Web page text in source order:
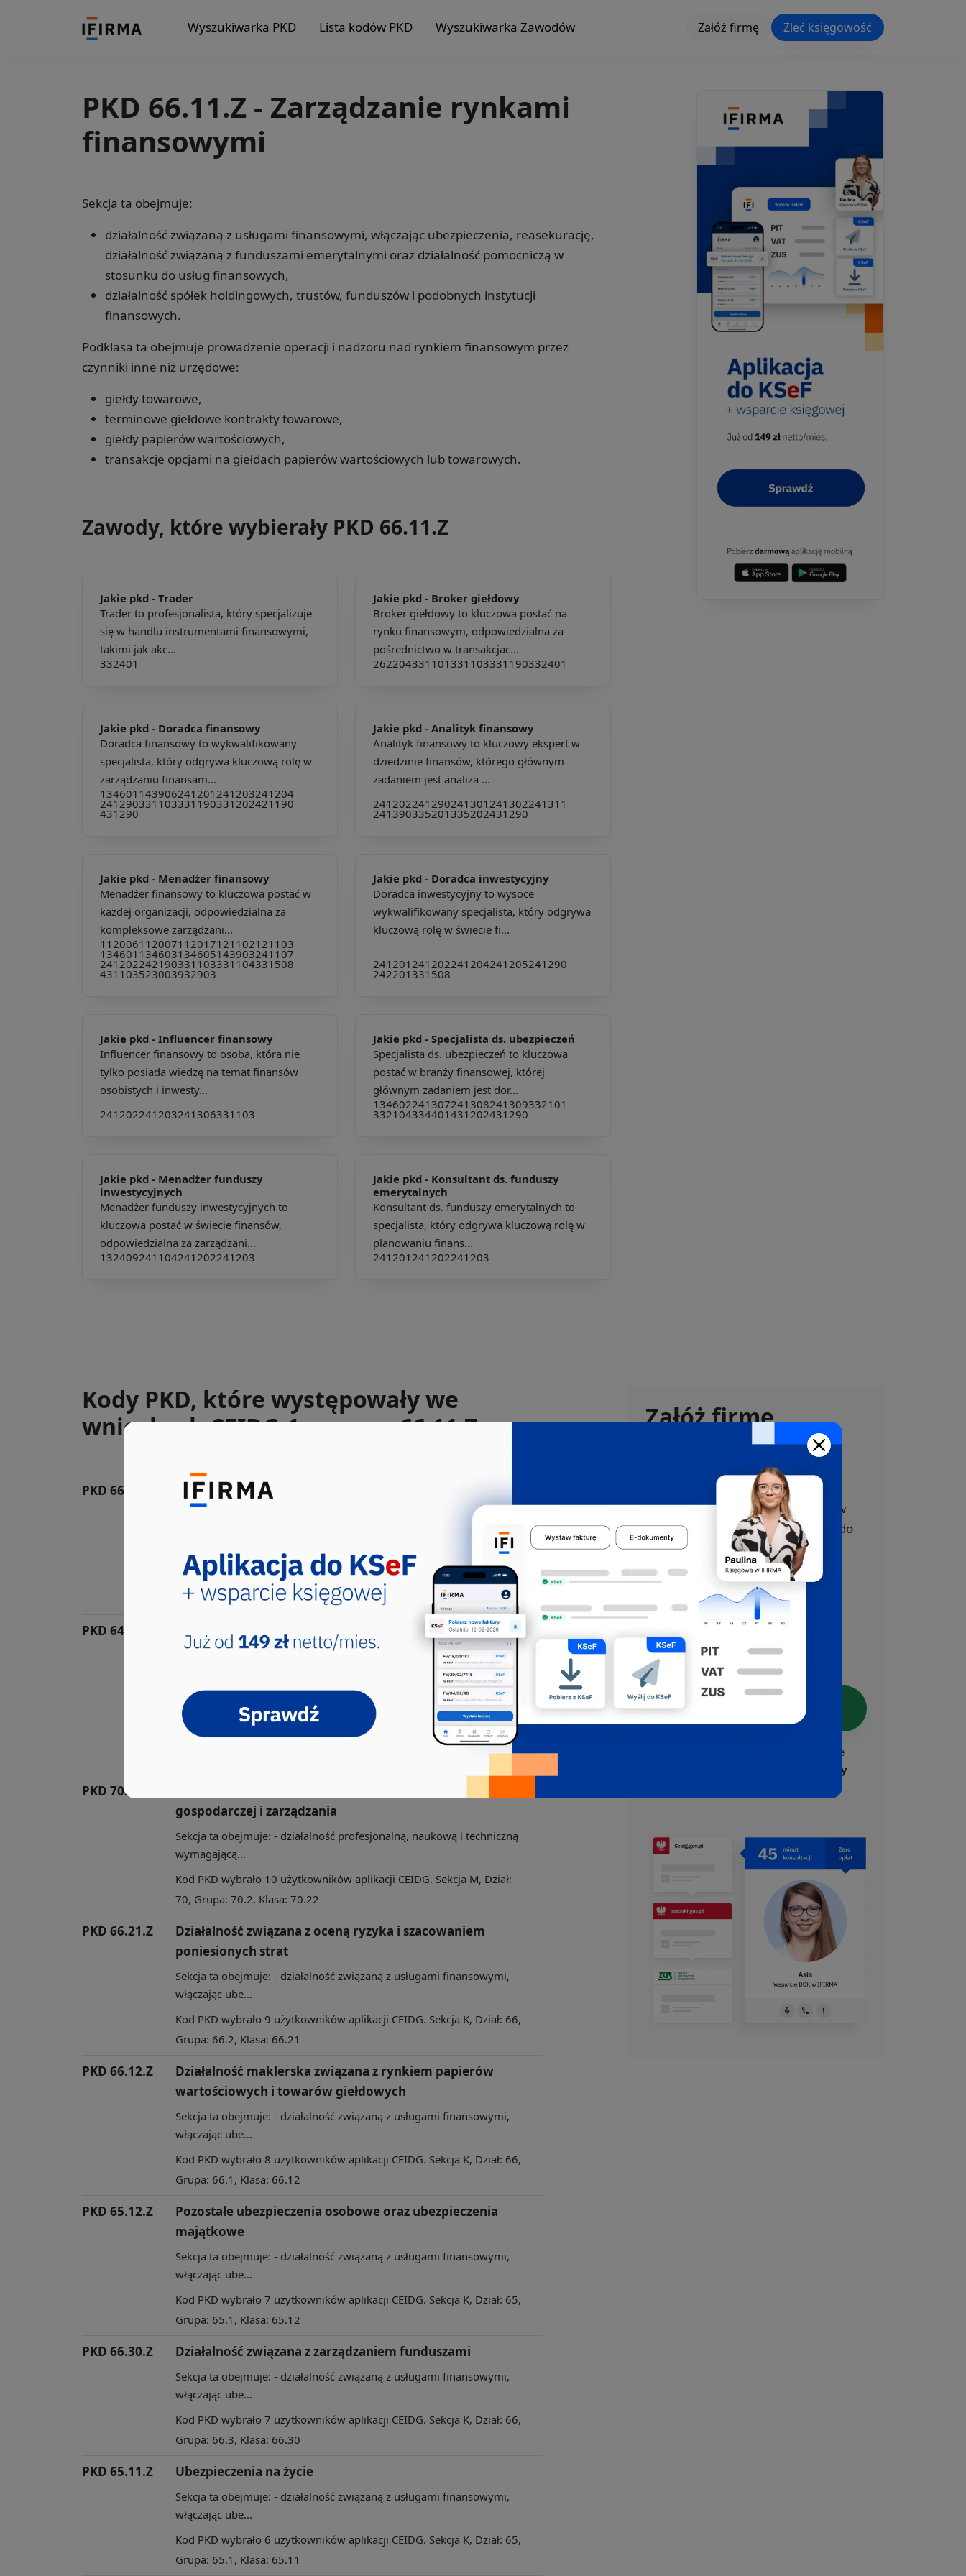
Wyszukiwarka PKD Lista kodów PKD Wyszukiwarka Zawodów Załóż firmę Zleć księgowość
PKD 66.11.Z - Zarządzanie rynkami
finansowymi
Sekcja ta obejmuje:
działalność związaną z usługami finansowymi, włączając ubezpieczenia, reasekurację,
działalność związaną z funduszami emerytalnymi oraz działalność pomocniczą w
stosunku do usług finansowych,
działalność spółek holdingowych, trustów, funduszów i podobnych instytucji
finansowych.
Podklasa ta obejmuje prowadzenie operacji i nadzoru nad rynkiem finansowym przez
czynniki inne niż urzędowe:
giełdy towarowe,
terminowe giełdowe kontrakty towarowe,
giełdy papierów wartościowych,
transakcje opcjami na giełdach papierów wartościowych lub towarowych.
Zawody, które wybierały PKD 66.11.Z
Jakie pkd - Trader
Trader to profesjonalista, który specjalizuje
się w handlu instrumentami finansowymi,
takimi jak akc...
332401
Jakie pkd - Broker giełdowy
Broker giełdowy to kluczowa postać na
rynku finansowym, odpowiedzialna za
pośrednictwo w transakcjac...
262204331101331103331190332401
Jakie pkd - Doradca finansowy
Doradca finansowy to wykwalifikowany
specjalista, który odgrywa kluczową rolę w
zarządzaniu finansam...
134601 143906241201 241203241204
241290331103331190331202421190
431290
Jakie pkd - Analityk finansowy
Analityk finansowy to kluczowy ekspert w
dziedzinie finansów, którego głównym
zadaniem jest analiza ...
241202241290241301 241302241311
241390335201335202431290
Jakie pkd - Menadżer finansowy
Menadżer finansowy to kluczowa postać w
każdej organizacji, odpowiedzialna za
kompleksowe zarządzani...
112006112007112017121102121103
134601 134603134605143903241107
241202242190331103331104331508
431103523003932903
Jakie pkd - Doradca inwestycyjny
Doradca inwestycyjny to wysoce
wykwalifikowany specjalista, który odgrywa
kluczową rolę w świecie fi...
241201 241202241204241205241290
242201331508
Jakie pkd - Influencer finansowy
Influencer finansowy to osoba, która nie
tylko posiada wiedzę na temat finansów
osobistych i inwesty...
241202241203241306331103
Jakie pkd - Specjalista ds. ubezpieczeń
Specjalista ds. ubezpieczeń to kluczowa
postać w branży finansowej, której
głównym zadaniem jest dor...
134602241307241308241309332101
332104334401431202431290
Jakie pkd - Menadżer funduszy
inwestycyjnych
Menadżer funduszy inwestycyjnych to
kluczowa postać w świecie finansów,
odpowiedzialna za zarządzani...
132409241104241202241203
Jakie pkd - Konsultant ds. funduszy
emerytalnych
Konsultant ds. funduszy emerytalnych to
specjalista, który odgrywa kluczową rolę w
planowaniu finans...
241201 241202241203
Kody PKD, które występowały we
wnioskach CEIDG-1 razem z 66.11.Z:
PKD 66.19.Z
Pozostała działalność wspomagająca usługi finansowe, z
wyłączeniem ubezpieczeń i funduszów emerytalnych
Sekcja ta obejmuje: - działalność związaną z usługami finansowymi,
włączając ube...
Kod PKD wybrało 19 użytkowników aplikacji CEIDG. Sekcja K, Dział:
66, Grupa: 66.1, Klasa: 66.19
PKD 64.99.Z
Pozostała finansowa działalność usługowa, gdzie indziej
niesklasyfikowana, z wyłączeniem ubezpieczeń i
Sekcja ta obejmuje: - działalność związaną z usługami finansowymi,
włączając ube...
Kod PKD wybrało 16 użytkowników aplikacji CEIDG. Sekcja K, Dział:
PKD 70.22.Z
gospodarczej i zarządzania
Sekcja ta obejmuje: - działalność profesjonalną, naukową i techniczną
wymagającą...
Kod PKD wybrało 10 użytkowników aplikacji CEIDG. Sekcja M, Dział:
70, Grupa: 70.2, Klasa: 70.22
PKD 66.21.Z
Działalność związana z oceną ryzyka i szacowaniem
poniesionych strat
Sekcja ta obejmuje: - działalność związaną z usługami finansowymi,
włączając ube...
Kod PKD wybrało 9 użytkowników aplikacji CEIDG. Sekcja K, Dział: 66,
Grupa: 66.2, Klasa: 66.21
PKD 66.12.Z
Działalność maklerska związana z rynkiem papierów
wartościowych i towarów giełdowych
Sekcja ta obejmuje: - działalność związaną z usługami finansowymi,
włączając ube...
Kod PKD wybrało 8 użytkowników aplikacji CEIDG. Sekcja K, Dział: 66,
Grupa: 66.1, Klasa: 66.12
PKD 65.12.Z
Pozostałe ubezpieczenia osobowe oraz ubezpieczenia
majątkowe
Sekcja ta obejmuje: - działalność związaną z usługami finansowymi,
włączając ube...
Kod PKD wybrało 7 użytkowników aplikacji CEIDG. Sekcja K, Dział: 65,
Grupa: 65.1, Klasa: 65.12
PKD 66.30.Z Działalność związana z zarządzaniem funduszami
Sekcja ta obejmuje: - działalność związaną z usługami finansowymi,
włączając ube...
Kod PKD wybrało 7 użytkowników aplikacji CEIDG. Sekcja K, Dział: 66,
Grupa: 66.3, Klasa: 66.30
PKD 65.11.Z Ubezpieczenia na życie
Sekcja ta obejmuje: - działalność związaną z usługami finansowymi,
włączając ube...
Kod PKD wybrało 6 użytkowników aplikacji CEIDG. Sekcja K, Dział: 65,
Grupa: 65.1, Klasa: 65.11
Załóż firmę
bezpłatnie
z pomocą ekspertów
Oferujemy bezpłatne wsparcie w
całym procesie rejestracji firmy do
CEIDG, US, ZUS i VAT.
Skorzystaj z darmowej pomocy,
którą oferujemy w ramach
Ogólnopolskiego Programu
Wspierania Przedsiębiorczości.
Załóż firmę z ekspertem
Nasi eksperci odpowiedzą na Twoje
Pomoc w rejestracji firmy